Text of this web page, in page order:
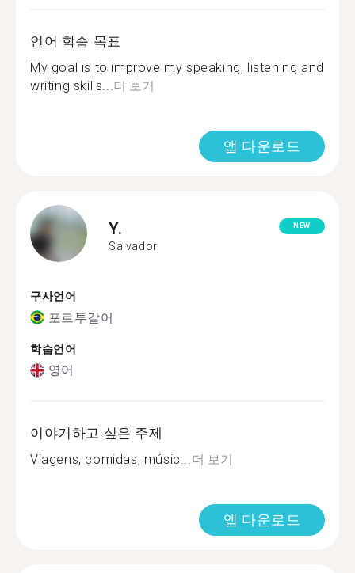
언어 학습 목표
My goal is to improve my speaking, listening and
writing skills...더 보기
앱 다운로드
Y.
Salvador
NEW
구사언어
포르투갈어
학습언어
영어
이야기하고 싶은 주제
Viagens, comidas, músic...더 보기
앱 다운로드